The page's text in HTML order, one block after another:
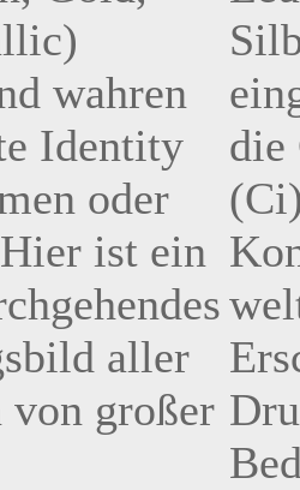
wahren
Identity
oder
ist ein
aller
von großer
die